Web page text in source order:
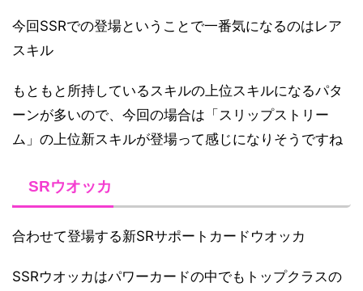
今回SSRでの登場ということで一番気になるのはレア
スキル
もともと所持しているスキルの上位スキルになるパタ
ーンが多いので、今回の場合は「スリップストリー
ム」の上位新スキルが登場って感じになりそうですね
SRウオッカ
合わせて登場する新SRサポートカードウオッカ
SSRウオッカはパワーカードの中でもトップクラスの